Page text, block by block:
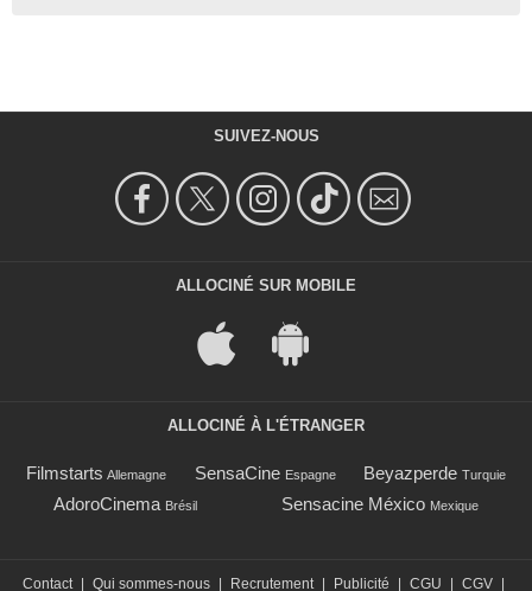
SUIVEZ-NOUS
ALLOCINÉ SUR MOBILE
ALLOCINÉ À L'ÉTRANGER
Filmstarts Allemagne SensaCine Espagne Beyazperde Turquie
AdoroCinema Brésil Sensacine México Mexique
Contact Qui sommes-nous Recrutement Publicité CGU CGV